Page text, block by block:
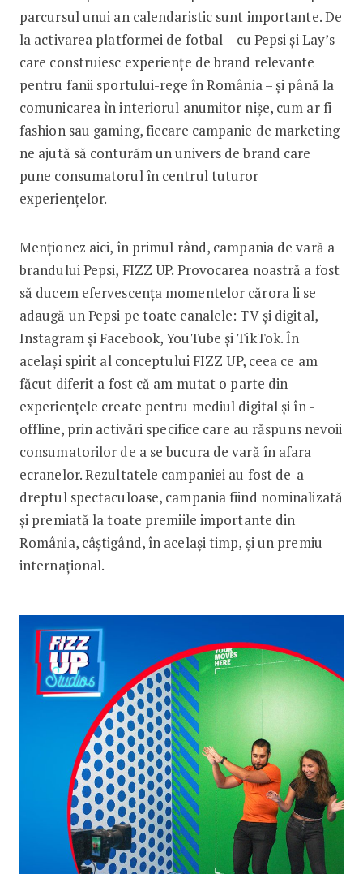
parcursul unui an calendaristic sunt importante. De
la activarea platformei de fotbal – cu Pepsi și Lay’s
care construiesc experiențe de brand relevante
pentru fanii sportului-rege în România – și până la
comunicarea în interiorul anumitor nișe, cum ar fi
fashion sau gaming, fiecare campanie de marke­ting
ne ajută să conturăm un univers de brand care
pune consumatorul în centrul tuturor
experiențelor.
Menționez aici, în primul rând, campania de vară a
brandului Pepsi, FIZZ UP. Provocarea noastră a fost
să ducem efervescența momentelor cărora li se
adaugă un Pepsi pe toate canalele: TV și digital,
Instagram și Facebook, YouTube și TikTok. În
același spirit al conceptului FIZZ UP, ceea ce am
făcut diferit a fost că am mutat o parte din
experiențele ­create pentru mediul digital și în ­
offline, prin activări specifice care au răspuns nevoii
consumatorilor de a se bucura de vară în afara
ecranelor. Rezultatele campaniei au fost de-a
dreptul spectaculoase, campania ­fiind nominalizată
și premiată la toate premiile importante din
România, câștigând, în același timp, și un ­premiu
internațional.